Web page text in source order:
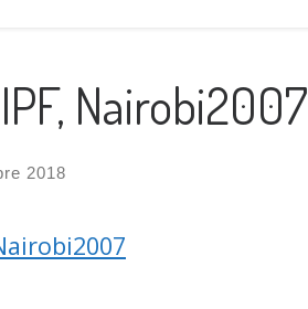
Nairobi2007
2018